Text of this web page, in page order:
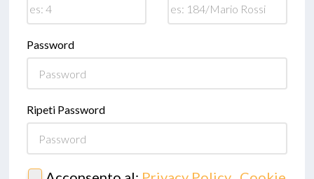
Password
Ripeti Password